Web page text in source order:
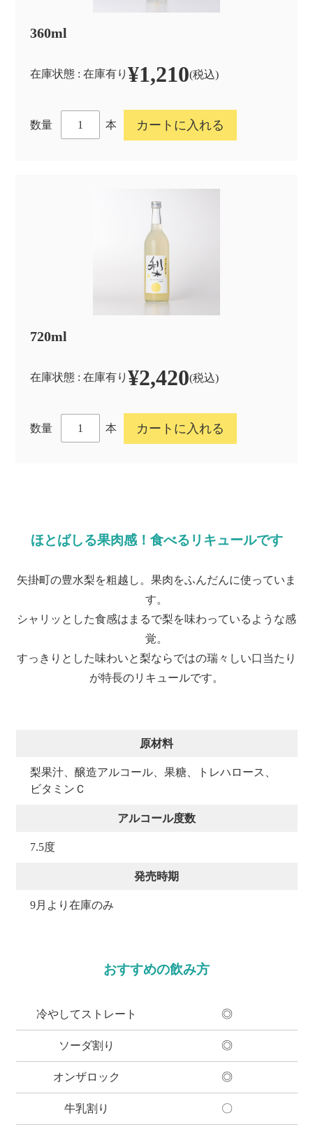
360ml
在庫状態 : 在庫有り ¥1,210(税込)
数量 本
720ml
在庫状態 : 在庫有り ¥2,420(税込)
数量 本
ほとばしる果肉感！食べるリキュールです
矢掛町の豊水梨を粗越し。果肉をふんだんに使っていま
す。
シャリッとした食感はまるで梨を味わっているような感
覚。
すっきりとした味わいと梨ならではの瑞々しい口当たり
が特長のリキュールです。
原材料
梨果汁、醸造アルコール、果糖、トレハロース、
ビタミンＣ
アルコール度数
7.5度
発売時期
9月より在庫のみ
おすすめの飲み方
冷やしてストレート ◎
ソーダ割り ◎
オンザロック ◎
牛乳割り 〇